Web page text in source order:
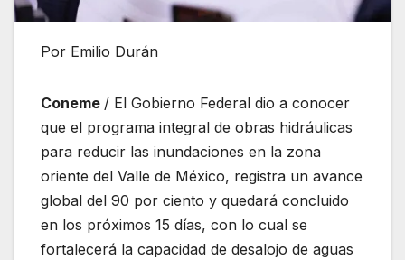
Por Emilio Durán
Coneme / El Gobierno Federal dio a conocer
que el programa integral de obras hidráulicas
para reducir las inundaciones en la zona
oriente del Valle de México, registra un avance
global del 90 por ciento y quedará concluido
en los próximos 15 días, con lo cual se
fortalecerá la capacidad de desalojo de aguas